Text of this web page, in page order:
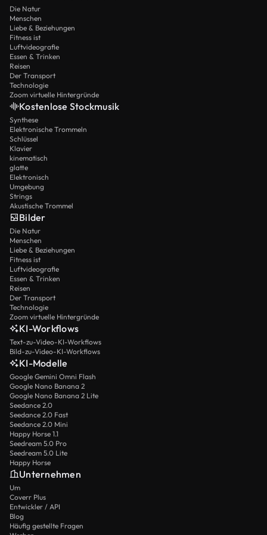
Die Natur
Menschen
Liebe & Beziehungen
Fitness ist
Luftvideografie
Essen & Trinken
Reisen
Der Transport
Technologie
Zoom virtuelle Hintergründe
Kostenlose Stockmusik
Synthese
Elektronische Trommeln
Schlüssel
Klavier
kinematisch
glatte
Elektronisch
Umgebung
Strings
Akustische Trommel
Bilder
Die Natur
Menschen
Liebe & Beziehungen
Fitness ist
Luftvideografie
Essen & Trinken
Reisen
Der Transport
Technologie
Zoom virtuelle Hintergründe
KI-Workflows
Text-zu-Video-KI-Workflows
Bild-zu-Video-KI-Workflows
KI-Modelle
Google Gemini Omni Flash
Google Nano Banana 2
Google Nano Banana 2 Lite
Seedance 2.0
Seedance 2.0 Fast
Seedance 2.0 Mini
Happy Horse 1.1
Seedream 5.0 Pro
Seedream 5.0 Lite
Happy Horse
Unternehmen
Um
Coverr Plus
Entwickler / API
Blog
Häufig gestellte Fragen